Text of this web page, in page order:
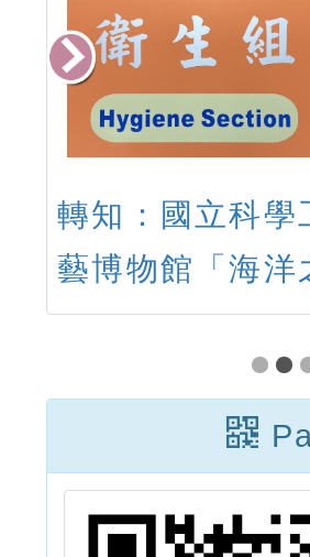
轉知：國立科學
藝博物館「海洋
謎」及「動物
國」電影海報